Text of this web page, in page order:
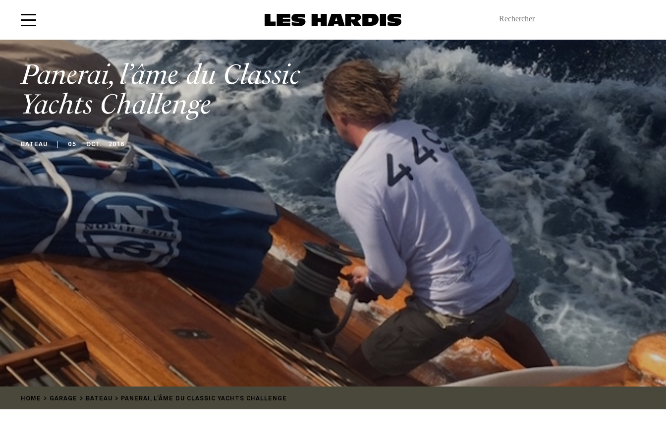
Panerai, l’âme du Classic
Yachts Challenge
BATEAU 05 OCT. 2016
HOME GARAGE BATEAU PANERAI, L’ÂME DU CLASSIC YACHTS CHALLENGE